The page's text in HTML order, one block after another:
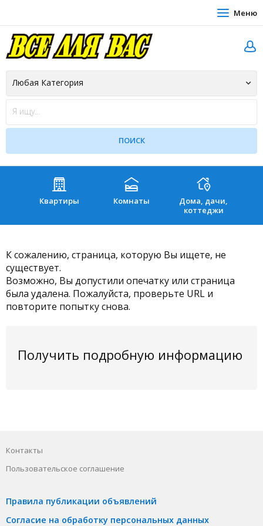
Меню
Квартиры Комнаты
Дома, дачи,
коттеджи
К сожалению, страница, которую Вы ищете, не
существует.
Возможно, Вы допустили опечатку или страница
была удалена. Пожалуйста, проверьте URL и
повторите попытку снова.
Получить подробную информацию
Контакты
Пользовательское соглашение
Правила публикации объявлений
Согласие на обработку персональных данных